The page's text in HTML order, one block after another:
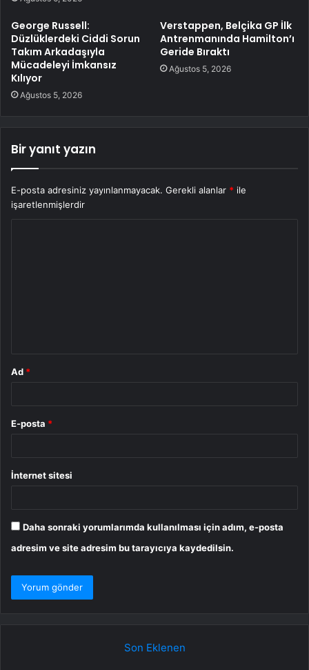
George Russell:
Düzlüklerdeki Ciddi Sorun
Takım Arkadaşıyla
Mücadeleyi İmkansız
Kılıyor
Ağustos 5, 2026
Verstappen, Belçika GP İlk
Antrenmanında Hamilton’ı
Geride Bıraktı
Ağustos 5, 2026
Bir yanıt yazın
E-posta adresiniz yayınlanmayacak. Gerekli alanlar * ile
işaretlenmişlerdir
Ad *
E-posta *
İnternet sitesi
Daha sonraki yorumlarımda kullanılması için adım, e-posta
adresim ve site adresim bu tarayıcıya kaydedilsin.
Son Eklenen